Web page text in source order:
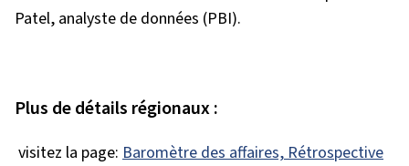
Patel, analyste de données (PBI).
Plus de détails régionaux :
visitez la page: Baromètre des affaires, Rétrospective